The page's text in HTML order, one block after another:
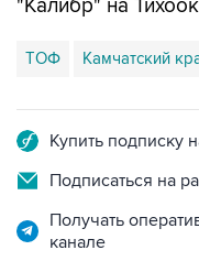
ТОФ Камчатский
Подписаться на
Получать
канале